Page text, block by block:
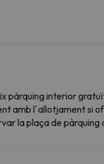
pàrquing interior
amb l´allotjament si
la plaça de pàrquing